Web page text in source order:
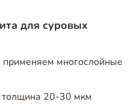
для суровых
многослойные
толщина 20-30 мкм